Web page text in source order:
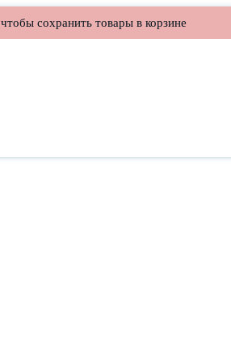
чтобы сохранить товары в корзине